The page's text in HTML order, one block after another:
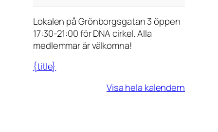
d
a
g
s
p
Lokalen på Grönborgsgatan 3 öppen
17:30-21:00 för DNA cirkel. Alla
medlemmar är välkomna!
{title}
Visa hela kalendern